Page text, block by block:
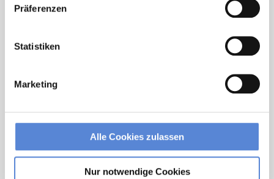
Präferenzen
Statistiken
Marketing
Alle Cookies zulassen
Nur notwendige Cookies
hallo@deutscherhausarztservice.de